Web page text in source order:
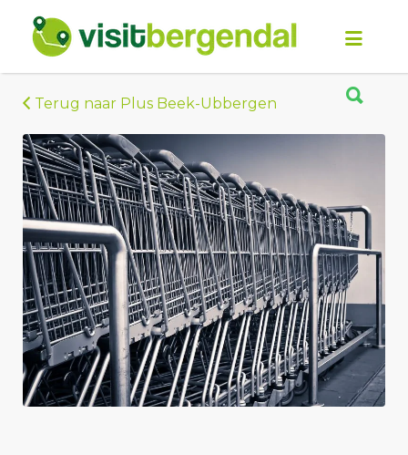
Zoek
naar:
naar:Terug naar Plus Beek-Ubbergen